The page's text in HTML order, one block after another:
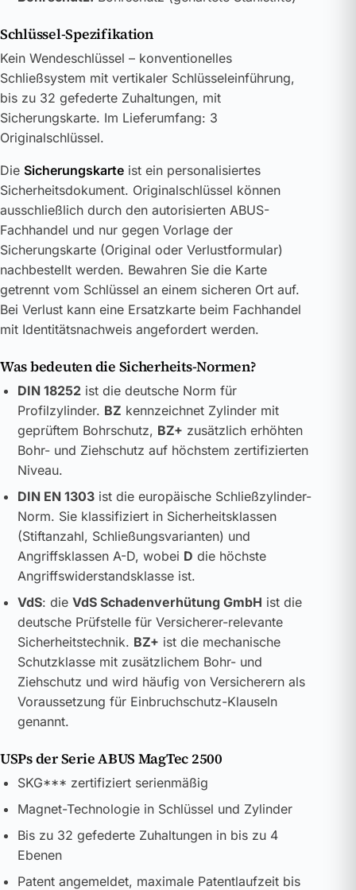
Schlüssel-Spezifikation
Kein Wendeschlüssel – konventionelles
Schließsystem mit vertikaler Schlüsseleinführung,
bis zu 32 gefederte Zuhaltungen, mit
Sicherungskarte. Im Lieferumfang: 3
Originalschlüssel.
Die Sicherungskarte ist ein personalisiertes
Sicherheitsdokument. Originalschlüssel können
ausschließlich durch den autorisierten ABUS-
Fachhandel und nur gegen Vorlage der
Sicherungskarte (Original oder Verlustformular)
nachbestellt werden. Bewahren Sie die Karte
getrennt vom Schlüssel an einem sicheren Ort auf.
Bei Verlust kann eine Ersatzkarte beim Fachhandel
mit Identitätsnachweis angefordert werden.
Was bedeuten die Sicherheits-Normen?
DIN 18252ist die deutsche Norm für
Profilzylinder. BZ kennzeichnet Zylinder mit
geprüftem Bohrschutz, BZ+ zusätzlich erhöhten
Bohr- und Ziehschutz auf höchstem zertifizierten
Niveau.
DIN EN 1303ist die europäische Schließzylinder-
Norm. Sie klassifiziert in Sicherheitsklassen
(Stiftanzahl, Schließungsvarianten) und
Angriffsklassen A-D, wobei D die höchste
Angriffswiderstandsklasse ist.
VdS: die VdS Schadenverhütung GmbH ist die
deutsche Prüfstelle für Versicherer-relevante
Sicherheitstechnik. BZ+ ist die mechanische
Schutzklasse mit zusätzlichem Bohr- und
Ziehschutz und wird häufig von Versicherern als
Voraussetzung für Einbruchschutz-Klauseln
genannt.
USPs der Serie ABUS MagTec 2500
SKG*** zertifiziert serienmäßig
Magnet-Technologie in Schlüssel und Zylinder
Bis zu 32 gefederte Zuhaltungen in bis zu 4
Ebenen
Patent angemeldet, maximale Patentlaufzeit bis